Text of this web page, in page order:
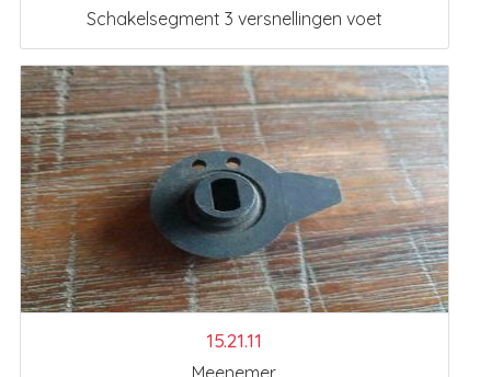
Schakelsegment 3 versnellingen voet
15.21.11